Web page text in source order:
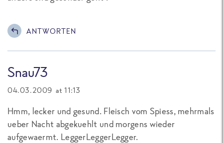
ANTWORTEN
Snau73
04.03.2009 at 11:13
Hmm, lecker und gesund. Fleisch vom Spiess, mehrmals
ueber Nacht abgekuehlt und morgens wieder
aufgewaermt. LeggerLeggerLegger.